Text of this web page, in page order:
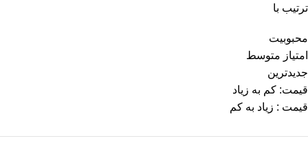
ترتیب با
محبوبیت
امتیاز متوسط
جدیدترین
قیمت: کم به زیاد
قیمت : زیاد به کم